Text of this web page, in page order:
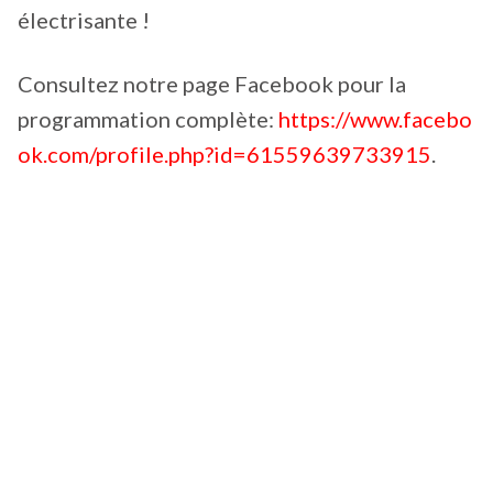
électrisante !
Consultez notre page Facebook pour la
programmation complète: https://www.facebo
ok.com/profile.php?id=61559639733915.